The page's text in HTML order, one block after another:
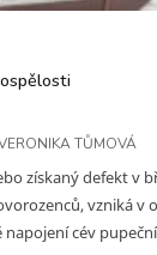
TŮMOVÁ
získaný defekt v
vzniká v
napojení cév